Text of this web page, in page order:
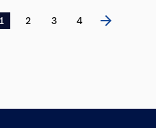
1 2 3 4 arrow_forward